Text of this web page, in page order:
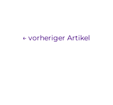
← vorheriger Artikel